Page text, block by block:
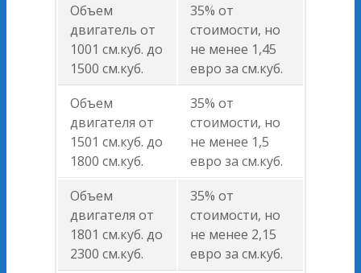
Объем
двигатель от
1001 см.куб. до
1500 см.куб.
35% от
стоимости, но
не менее 1,45
евро за см.куб.
Объем
двигателя от
1501 см.куб. до
1800 см.куб.
35% от
стоимости, но
не менее 1,5
евро за см.куб.
Объем
двигателя от
1801 см.куб. до
2300 см.куб.
35% от
стоимости, но
не менее 2,15
евро за см.куб.